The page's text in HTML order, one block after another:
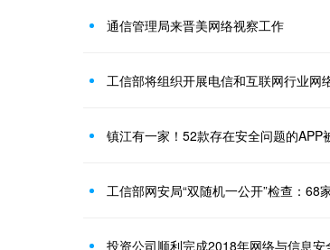
通信管理局来晋美网络视察工作
工信部将组织开展电信和互联网行业网
镇江有一家！52款存在安全问题的APP
工信部网安局“双随机一公开”检查：68
投资公司顺利完成2018年网络与信息安